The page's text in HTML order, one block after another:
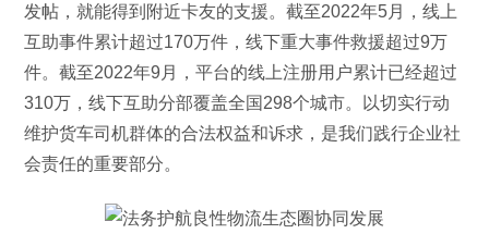
发帖，就能得到附近卡友的支援。截至2022年5月，线上
互助事件累计超过170万件，线下重大事件救援超过9万
件。截至2022年9月，平台的线上注册用户累计已经超过
310万，线下互助分部覆盖全国298个城市。以切实行动
维护货车司机群体的合法权益和诉求，是我们践行企业社
会责任的重要部分。